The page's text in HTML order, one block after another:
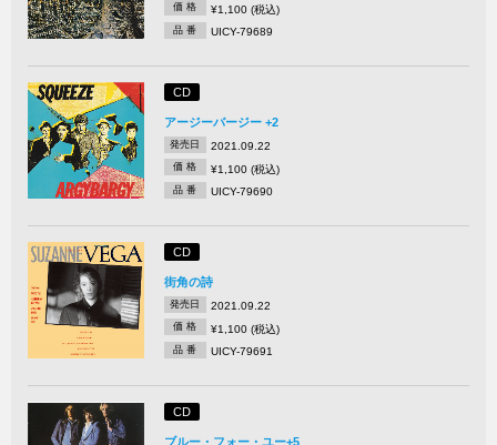
価 格 ¥1,100 (税込)
品 番 UICY-79689
CD
アージーバージー +2
発売日 2021.09.22
価 格 ¥1,100 (税込)
品 番 UICY-79690
CD
街角の詩
発売日 2021.09.22
価 格 ¥1,100 (税込)
品 番 UICY-79691
CD
ブルー・フォー・ユー+5